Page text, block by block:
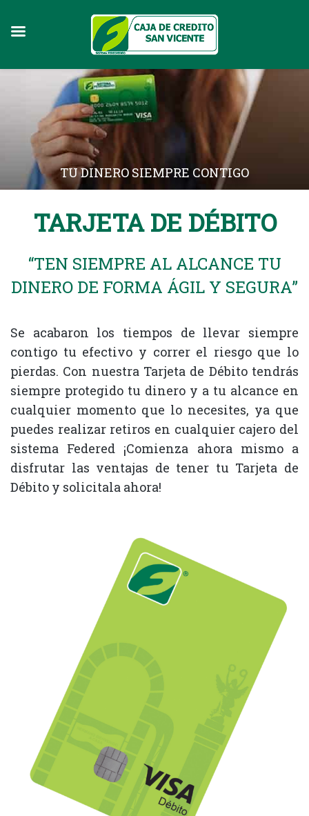
TU DINERO SIEMPRE CONTIGO
TARJETA DE DÉBITO
“TEN SIEMPRE AL ALCANCE TU
DINERO DE FORMA ÁGIL Y SEGURA”
Se acabaron los tiempos de llevar siempre
contigo tu efectivo y correr el riesgo que lo
pierdas. Con nuestra Tarjeta de Débito tendrás
siempre protegido tu dinero y a tu alcance en
cualquier momento que lo necesites, ya que
puedes realizar retiros en cualquier cajero del
sistema Federed ¡Comienza ahora mismo a
disfrutar las ventajas de tener tu Tarjeta de
Débito y solicitala ahora!